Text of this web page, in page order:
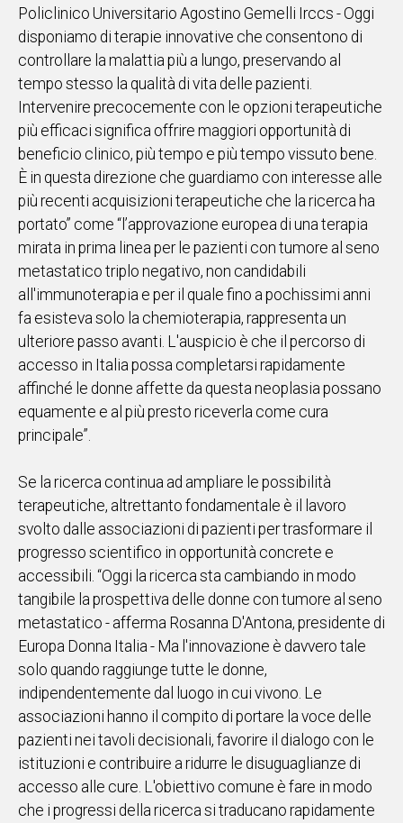
Policlinico Universitario Agostino Gemelli Irccs - Oggi
disponiamo di terapie innovative che consentono di
controllare la malattia più a lungo, preservando al
tempo stesso la qualità di vita delle pazienti.
Intervenire precocemente con le opzioni terapeutiche
più efficaci significa offrire maggiori opportunità di
beneficio clinico, più tempo e più tempo vissuto bene.
È in questa direzione che guardiamo con interesse alle
più recenti acquisizioni terapeutiche che la ricerca ha
portato” come “l’approvazione europea di una terapia
mirata in prima linea per le pazienti con tumore al seno
metastatico triplo negativo, non candidabili
all'immunoterapia e per il quale fino a pochissimi anni
fa esisteva solo la chemioterapia, rappresenta un
ulteriore passo avanti. L'auspicio è che il percorso di
accesso in Italia possa completarsi rapidamente
affinché le donne affette da questa neoplasia possano
equamente e al più presto riceverla come cura
principale”.
Se la ricerca continua ad ampliare le possibilità
terapeutiche, altrettanto fondamentale è il lavoro
svolto dalle associazioni di pazienti per trasformare il
progresso scientifico in opportunità concrete e
accessibili. “Oggi la ricerca sta cambiando in modo
tangibile la prospettiva delle donne con tumore al seno
metastatico - afferma Rosanna D'Antona, presidente di
Europa Donna Italia - Ma l'innovazione è davvero tale
solo quando raggiunge tutte le donne,
indipendentemente dal luogo in cui vivono. Le
associazioni hanno il compito di portare la voce delle
pazienti nei tavoli decisionali, favorire il dialogo con le
istituzioni e contribuire a ridurre le disuguaglianze di
accesso alle cure. L'obiettivo comune è fare in modo
che i progressi della ricerca si traducano rapidamente